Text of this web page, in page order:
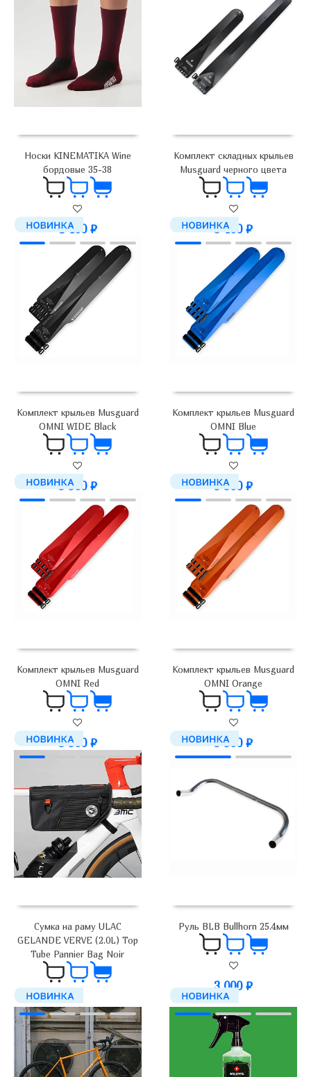
Носки KINEMATIKA Wine
бордовые 35-38
1 400 ₽
Комплект складных крыльев
Musguard черного цвета
3 400₽
Комплект крыльев Musguard
OMNI WIDE Black
5 900 ₽
Комплект крыльев Musguard
OMNI Blue
5 900₽
Комплект крыльев Musguard
OMNI Red
5 900 ₽
Комплект крыльев Musguard
OMNI Orange
5 900₽
Сумка на раму ULAC
GELANDE VERVE (2.0L) Top
Tube Pannier Bag Noir
4 200₽
Руль BLB Bullhorn 25.4мм
3 000₽